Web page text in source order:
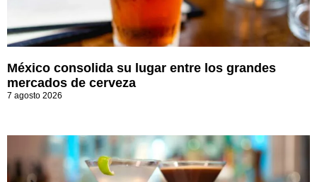
México consolida su lugar entre los grandes
mercados de cerveza
7 agosto 2026